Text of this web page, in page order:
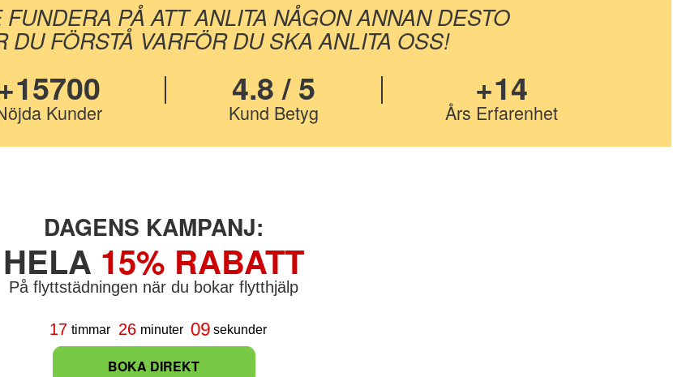
PÅ ATT ANLITA NÅGON ANNAN DESTO
DU FÖRSTÅ VARFÖR DU SKA ANLITA OSS!
Kunder
4.8 / 5
Kund Betyg
+14
Års Erfarenhet
DAGENS KAMPANJ:
HELA 15% RABATT
På flyttstädningen när du bokar flytthjälp
17 timmar 26 minuter 07 sekunder
BOKA DIREKT